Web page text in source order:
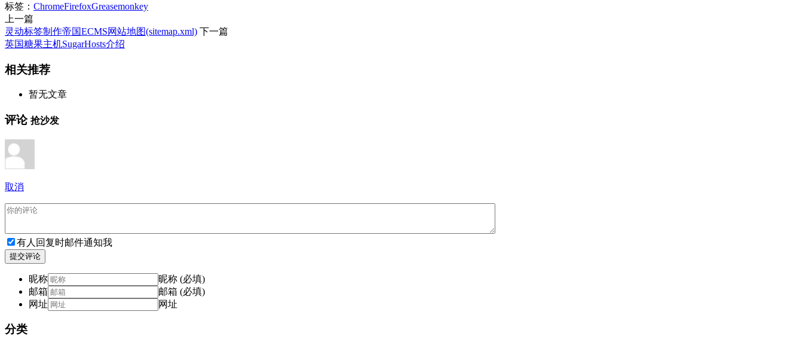
标签： ChromeFirefoxGreasemonkey
上一篇
灵动标签制作帝国ECMS网站地图(sitemap.xml) 下一篇
英国糖果主机SugarHosts介绍
相关推荐
暂无文章
评论 抢沙发
取消
有人回复时邮件通知我
提交评论
昵称
昵称 (必填)
邮箱
邮箱 (必填)
网址
网址
分类